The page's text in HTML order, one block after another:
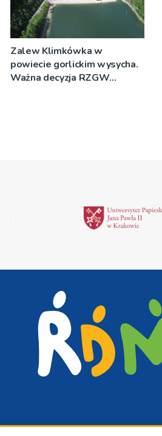
Zalew Klimkówka w
powiecie gorlickim wysycha.
Ważna decyzja RZGW